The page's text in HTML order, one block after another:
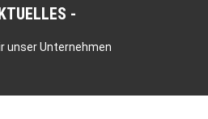
unser Unternehmen